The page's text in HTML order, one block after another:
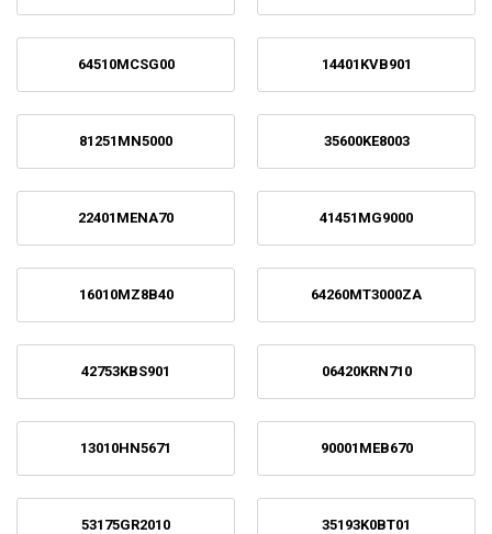
64510MCSG00 14401KVB901
81251MN5000 35600KE8003
22401MENA70 41451MG9000
16010MZ8B40 64260MT3000ZA
42753KBS901 06420KRN710
13010HN5671 90001MEB670
53175GR2010 35193K0BT01